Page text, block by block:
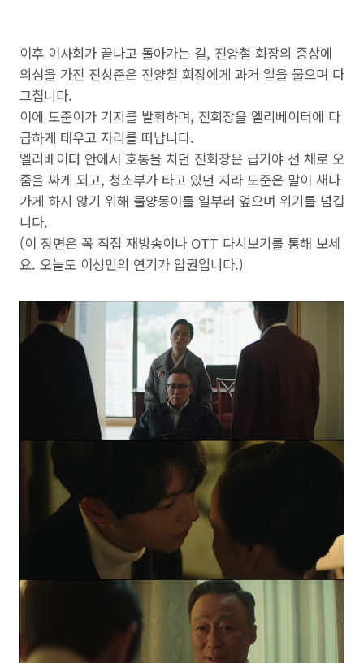
이후 이사회가 끝나고 돌아가는 길, 진양철 회장의 증상에
의심을 가진 진성준은 진양철 회장에게 과거 일을 물으며 다
그칩니다.
이에 도준이가 기지를 발휘하며, 진회장을 엘리베이터에 다
급하게 태우고 자리를 떠납니다.
엘리베이터 안에서 호통을 치던 진회장은 급기야 선 채로 오
줌을 싸게 되고, 청소부가 타고 있던 지라 도준은 말이 새나
가게 하지 않기 위해 물양동이를 일부러 엎으며 위기를 넘깁
니다.
(이 장면은 꼭 직접 재방송이나 OTT 다시보기를 통해 보세
요. 오늘도 이성민의 연기가 압권입니다.)